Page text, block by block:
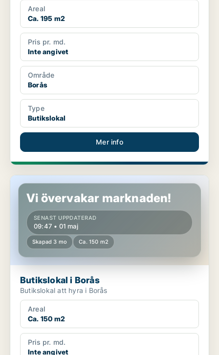
Areal
Ca. 195 m2
Pris pr. md.
Inte angivet
Område
Borås
Type
Butikslokal
Mer info
Butikslokal i Borås
Vi övervakar marknaden!
SENAST UPPDATERAD
09:47 • 01 maj
Skapad 3 mo Ca. 150 m2
Butikslokal i Borås
Butikslokal att hyra i Borås
Areal
Ca. 150 m2
Pris pr. md.
Inte angivet